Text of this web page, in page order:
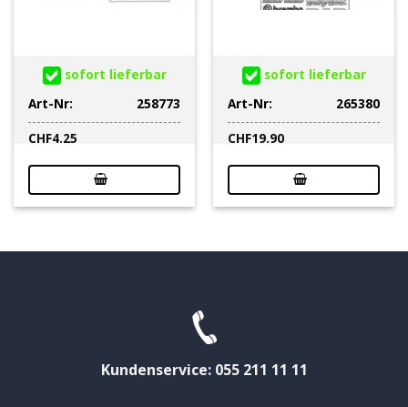
sofort lieferbar
Art-Nr:
258773
CHF4.25
sofort lieferbar
Art-Nr:
265380
CHF19.90
Kundenservice: 055 211 11 11